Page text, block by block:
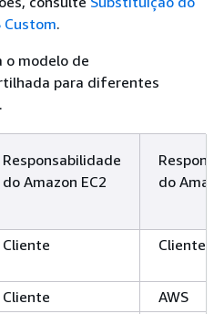
Custom.
o modelo de
para diferentes
Responsabilidade
do Amazon EC2
do
Cliente Cliente
Cliente
AWS